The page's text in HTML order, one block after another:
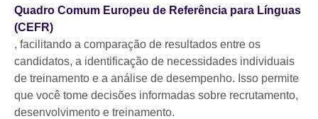
Quadro Comum Europeu de Referência para Línguas
(CEFR)
, facilitando a comparação de resultados entre os
candidatos, a identificação de necessidades individuais
de treinamento e a análise de desempenho. Isso permite
que você tome decisões informadas sobre recrutamento,
desenvolvimento e treinamento.